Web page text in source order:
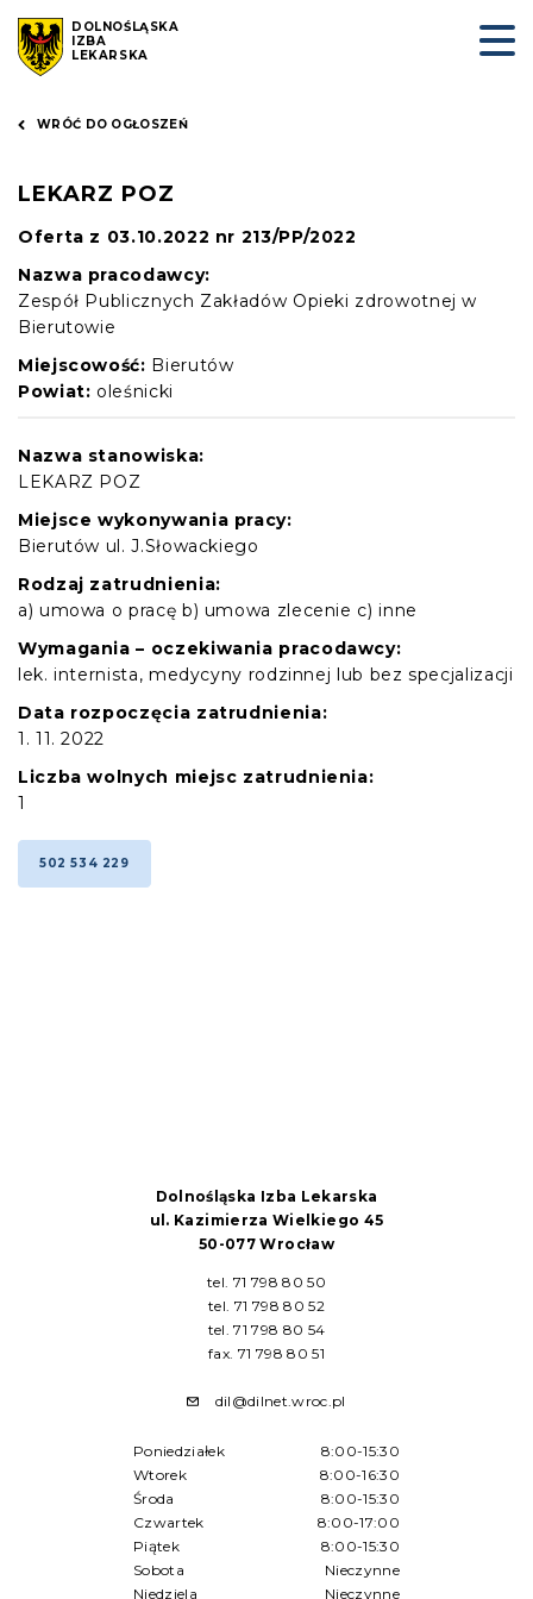
DOLNOŚLĄSKA
IZBA
LEKARSKA
WRÓĆ DO OGŁOSZEŃ
LEKARZ POZ
Oferta z 03.10.2022 nr 213/PP/2022
Nazwa pracodawcy:
Zespół Publicznych Zakładów Opieki zdrowotnej w
Bierutowie
Miejscowość: Bierutów
Powiat: oleśnicki
Nazwa stanowiska:
LEKARZ POZ
Miejsce wykonywania pracy:
Bierutów ul. J.Słowackiego
Rodzaj zatrudnienia:
a) umowa o pracę b) umowa zlecenie c) inne
Wymagania – oczekiwania pracodawcy:
lek. internista, medycyny rodzinnej lub bez specjalizacji
Data rozpoczęcia zatrudnienia:
1. 11. 2022
Liczba wolnych miejsc zatrudnienia:
1
502 534 229
Dolnośląska Izba Lekarska
ul. Kazimierza Wielkiego 45
50-077 Wrocław
tel. 71 798 80 50
tel. 71 798 80 52
tel. 71 798 80 54
fax. 71 798 80 51
dil@dilnet.wroc.pl
Poniedziałek
8:00-15:30
Wtorek
8:00-16:30
Środa
8:00-15:30
Czwartek
8:00-17:00
Piątek
8:00-15:30
Sobota
Nieczynne
Niedziela
Nieczynne